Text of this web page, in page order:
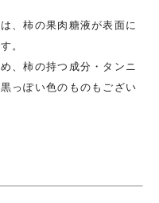
、柿の果肉糖液が表面に
。
、柿の持つ成分・タンニ
っぽい色のものもござい